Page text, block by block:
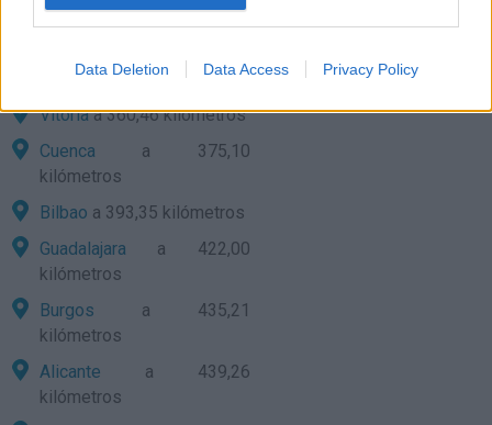
Data Deletion Data Access Privacy Policy
Soriaa 333,92 kilómetros
kilómetros
Vitoriaa 360,46 kilómetros
Cuenca a 375,10
kilómetros
Bilbao a 393,35 kilómetros
Guadalajara a 422,00
kilómetros
Burgos a 435,21
kilómetros
Alicante a 439,26
kilómetros